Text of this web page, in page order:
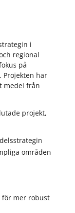
i
regional
på
Projekten har
medel från
projekt,
områden
för mer robust